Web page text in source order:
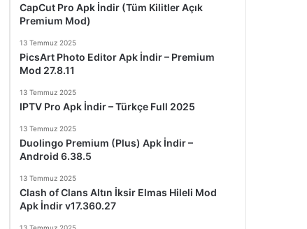
CapCut Pro Apk İndir (Tüm Kilitler Açık
Premium Mod)
13 Temmuz 2025
PicsArt Photo Editor Apk İndir – Premium
Mod 27.8.11
13 Temmuz 2025
IPTV Pro Apk İndir – Türkçe Full 2025
13 Temmuz 2025
Duolingo Premium (Plus) Apk İndir –
Android 6.38.5
13 Temmuz 2025
Clash of Clans Altın İksir Elmas Hileli Mod
Apk İndir v17.360.27